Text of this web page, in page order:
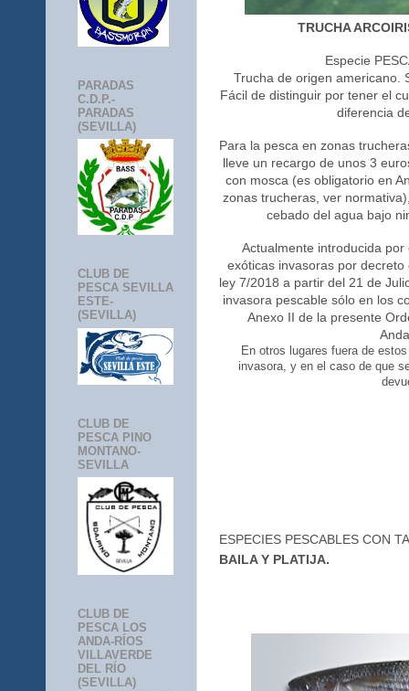
TRUCHA
Especie
Trucha de origen americano.
Fácil de distinguir por tener el
diferencia
Para la pesca en zonas
lleve un recargo de unos 3
con mosca (es obligatorio en
zonas trucheras, ver
cebado del agua bajo
Actualmente introducida
exóticas invasoras por
ley 7/2018 a partir del 21 de
invasora pescable sólo en los
Anexo II de la presente
En otros lugares fuera de
invasora, y en el caso de que
ESPECIES PESCABLES CON
BAILA Y PLATIJA.
PARADAS
C.D.P.-
PARADAS
(SEVILLA)
CLUB DE
PESCA SEVILLA
ESTE-
(SEVILLA)
CLUB DE
PESCA PINO
MONTANO-
SEVILLA
CLUB DE
PESCA LOS
ANDA-RÍOS
VILLAVERDE
DEL RÍO
(SEVILLA)